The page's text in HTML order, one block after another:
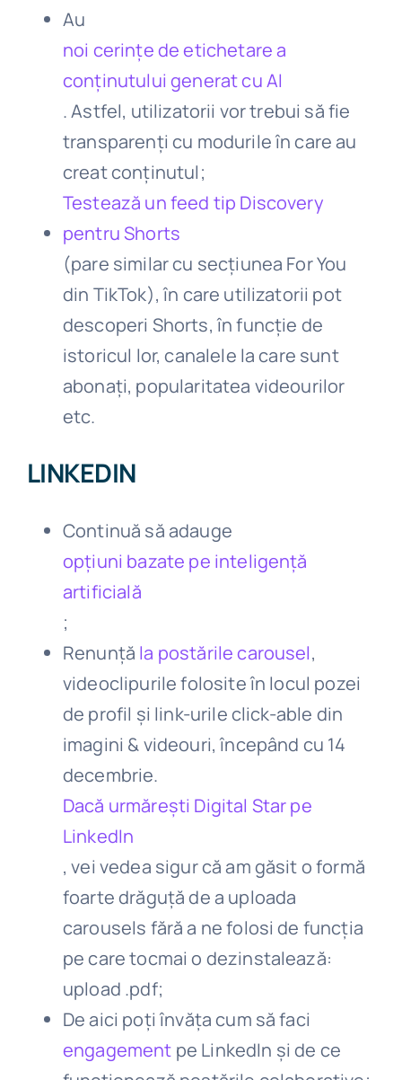
Au
noi cerințe de etichetare a
conținutului generat cu AI
. Astfel, utilizatorii vor trebui să fie
transparenți cu modurile în care au
creat conținutul;
Testează un feed tip Discovery
pentru Shorts
(pare similar cu secțiunea For You
din TikTok), în care utilizatorii pot
descoperi Shorts, în funcție de
istoricul lor, canalele la care sunt
abonați, popularitatea videourilor
etc.
LINKEDIN
Continuă să adauge
opțiuni bazate pe inteligență
artificială
;
Renunță la postările carousel,
videoclipurile folosite în locul pozei
de profil și link-urile click-able din
imagini & videouri, începând cu 14
decembrie.
Dacă urmărești Digital Star pe
LinkedIn
, vei vedea sigur că am găsit o formă
foarte drăguță de a uploada
carousels fără a ne folosi de funcția
pe care tocmai o dezinstalează:
upload .pdf;
De aici poți învăța cum să faci
engagement pe LinkedIn și de ce